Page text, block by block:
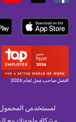
أفضل صاحب عمل لعام 2026
لمستخدمى المحمول